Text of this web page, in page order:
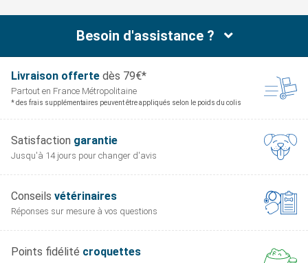
Besoin d'assistance ?
Livraison offerte dès 79€*
Partout en France Métropolitaine
* des frais supplémentaires peuvent être appliqués selon le poids du colis
Satisfaction garantie
Jusqu'à 14 jours pour changer d'avis
Conseils vétérinaires
Réponses sur mesure à vos questions
Points fidélité croquettes